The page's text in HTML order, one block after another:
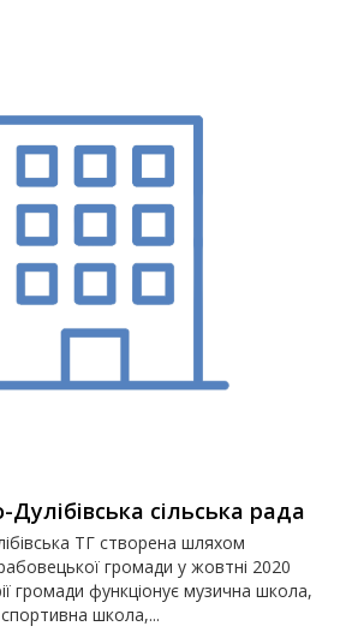
сільська рада
ТГ створена шляхом
громади у жовтні 2020
громади функціонує музична школа,
школа,...